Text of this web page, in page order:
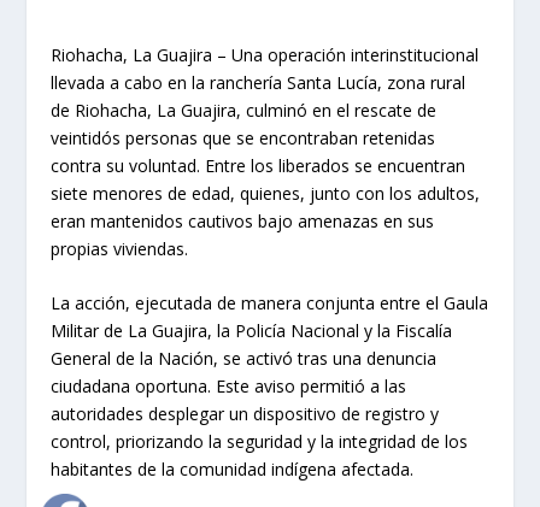
Riohacha, La Guajira – Una operación interinstitucional
llevada a cabo en la ranchería Santa Lucía, zona rural
de Riohacha, La Guajira, culminó en el rescate de
veintidós personas que se encontraban retenidas
contra su voluntad. Entre los liberados se encuentran
siete menores de edad, quienes, junto con los adultos,
eran mantenidos cautivos bajo amenazas en sus
propias viviendas.
La acción, ejecutada de manera conjunta entre el Gaula
Militar de La Guajira, la Policía Nacional y la Fiscalía
General de la Nación, se activó tras una denuncia
ciudadana oportuna. Este aviso permitió a las
autoridades desplegar un dispositivo de registro y
control, priorizando la seguridad y la integridad de los
habitantes de la comunidad indígena afectada.